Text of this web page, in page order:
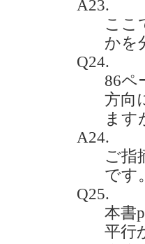
A23.
ここ
かを
Q24.
86ペ
方向
ます
A24.
ご指
です。
Q25.
本書
平行